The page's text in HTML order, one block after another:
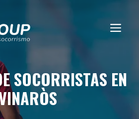
SOCORRISTAS EN